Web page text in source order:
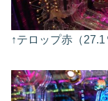
↑テロップ赤（27.1